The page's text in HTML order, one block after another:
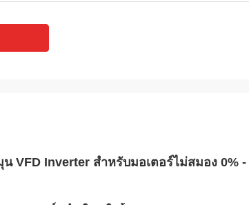
VFD Inverter สําหรับมอเตอร์ไม่สมอง 0%